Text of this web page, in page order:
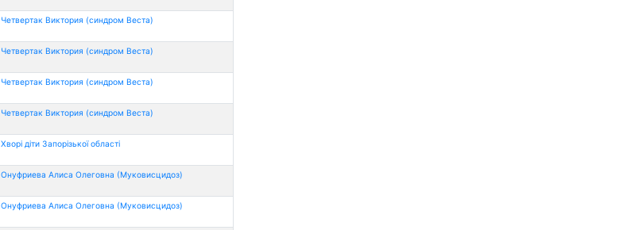
Четвертак Виктория (синдром Веста)
Четвертак Виктория (синдром Веста)
Четвертак Виктория (синдром Веста)
Четвертак Виктория (синдром Веста)
Хворі діти Запорізької області
Онуфриева Алиса Олеговна (Муковисцидоз)
Онуфриева Алиса Олеговна (Муковисцидоз)